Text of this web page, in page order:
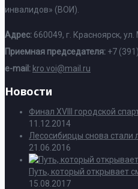
инвалидов» (ВОИ).
Адрес: 660049, г. Красноярск,
Приемная председателя: +7
e-mail: kro.voi@mail.ru
Новости
Финал XVIII городской
11.12.2014
Лесосибирцы снова стали
21.06.2016
Путь, который открывает
15.08.2017